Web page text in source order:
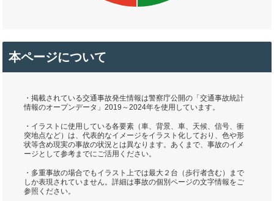
本ページについて
・掲載されている交通事故発生情報は警察庁公開の「交通事故統計
情報のオープンデータ」2019～2024年を使用しています。
・イラストに使用している各要素（車、背景、車、天候、信号、衝
突地点など）は、代表的なイメージをイラスト化しており、色や形
状等含め現実の事故の状況とは異なります。あくまで、事故のイメ
ージとして参考までにご活用ください。
・多重事故の場合でもイラスト上では最大２台（歩行者含む）まで
しか表現されていません。詳細は事故の個別ページの文字情報をご
参照ください。